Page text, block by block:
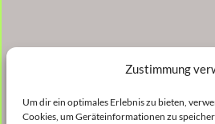
Zustimmung
Um dir ein optimales Erlebnis zu bieten,
Cookies, um Geräteinformationen zu